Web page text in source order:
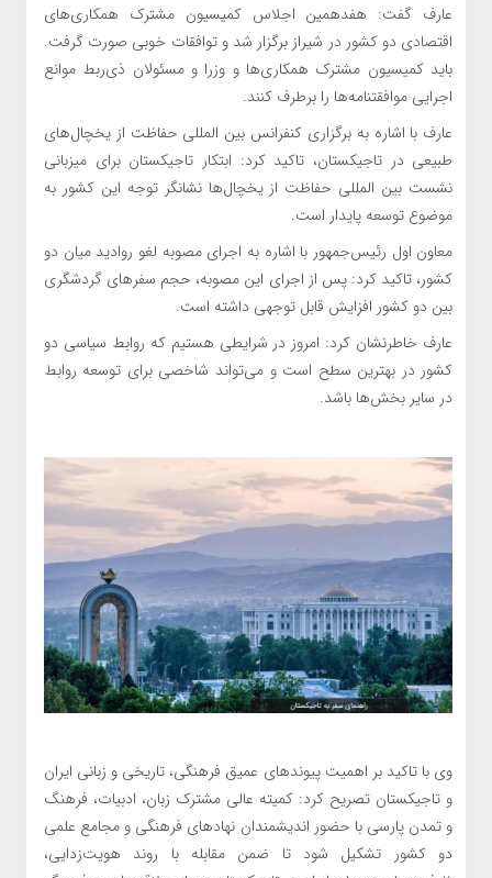
عارف گفت: هفدهمین اجلاس کمیسیون مشترک همکاری‌های
اقتصادی دو کشور در شیراز برگزار شد و توافقات خوبی صورت گرفت.
باید کمیسیون مشترک همکاری‌ها و وزرا و مسئولان ذی‌ربط موانع
اجرایی موافقتنامه‌ها را برطرف کنند.
عارف با اشاره به برگزاری کنفرانس بین المللی حفاظت از یخچال‌های
طبیعی در تاجیکستان، تاکید کرد: ابتکار تاجیکستان برای میزبانی
نشست بین المللی حفاظت از یخچال‌ها نشانگر توجه این کشور به
موضوع توسعه پایدار است.
معاون اول رئیس‌جمهور با اشاره به اجرای مصوبه لغو روادید میان دو
کشور، تاکید کرد: پس از اجرای این مصوبه، حجم سفرهای گردشگری
بین دو کشور افزایش قابل توجهی داشته است.
عارف خاطرنشان کرد: امروز در شرایطی هستیم که روابط سیاسی دو
کشور در بهترین سطح است و می‌تواند شاخصی برای توسعه روابط
در سایر بخش‌ها باشد.
وی با تاکید بر اهمیت پیوندهای عمیق فرهنگی، تاریخی و زبانی ایران
و تاجیکستان تصریح کرد: کمیته عالی مشترک زبان، ادبیات، فرهنگ
و تمدن پارسی با حضور اندیشمندان نهادهای فرهنگی و مجامع علمی
دو کشور تشکیل شود تا ضمن مقابله با روند هویت‌زدایی،